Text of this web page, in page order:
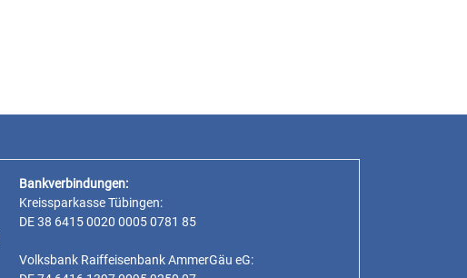
Bankverbindungen:
Kreissparkasse Tübingen:
DE 38 6415 0020 0005 0781 85
Volksbank Raiffeisenbank AmmerGäu eG: